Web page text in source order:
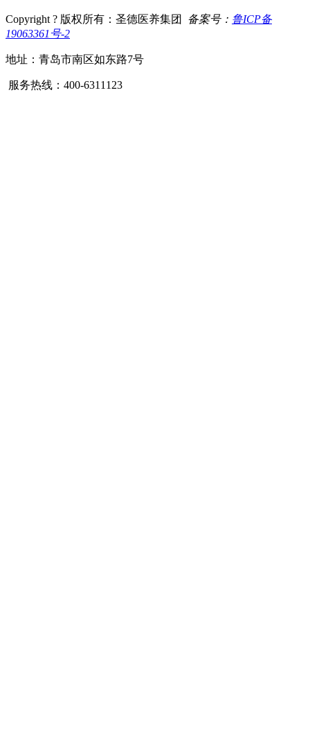
Copyright ? 版权所有：圣德医养集团 备案号： 鲁ICP备
19063361号-2
地址：青岛市南区如东路7号
服务热线：400-6311123